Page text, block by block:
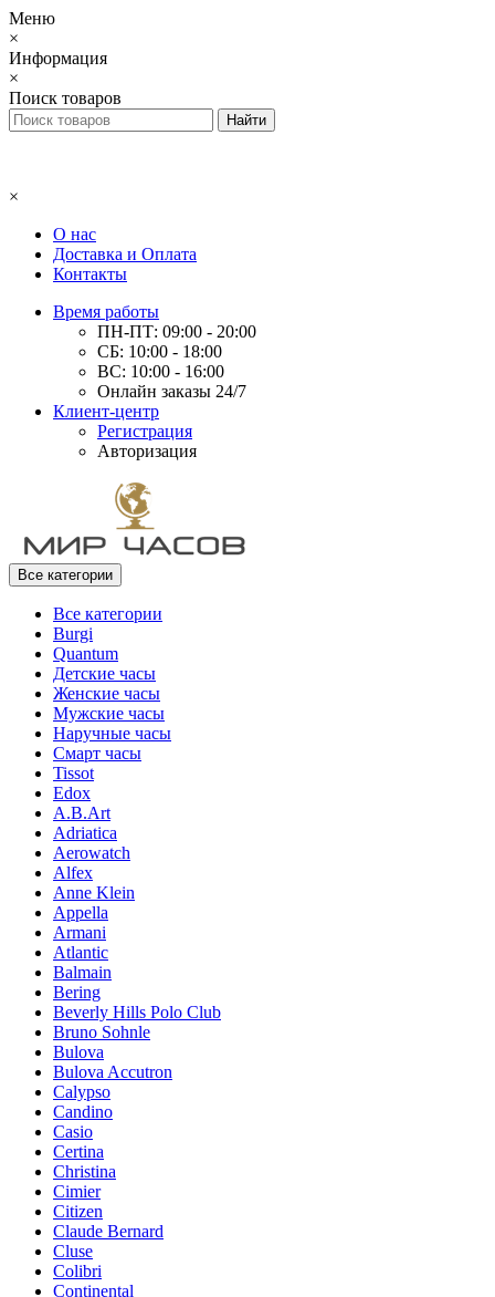
Меню
×
Информация
×
Поиск товаров
×
О нас
Доставка и Оплата
Контакты
Время работы
ПН-ПТ: 09:00 - 20:00
СБ: 10:00 - 18:00
ВС: 10:00 - 16:00
Онлайн заказы 24/7
Клиент-центр
Регистрация
Авторизация
Все категории
Все категории
Burgi
Quantum
Детские часы
Женские часы
Мужские часы
Наручные часы
Смарт часы
Tissot
Edox
A.B.Art
Adriatica
Aerowatch
Alfex
Anne Klein
Appella
Armani
Atlantic
Balmain
Bering
Beverly Hills Polo Club
Bruno Sohnle
Bulova
Bulova Accutron
Calypso
Candino
Casio
Certina
Christina
Cimier
Citizen
Claude Bernard
Cluse
Colibri
Continental